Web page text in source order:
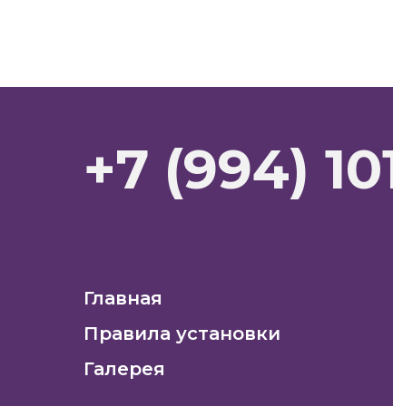
Главная
Правила установки
Галерея
+7 (994)